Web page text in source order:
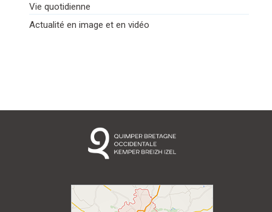
Vie quotidienne
Actualité en image et en vidéo